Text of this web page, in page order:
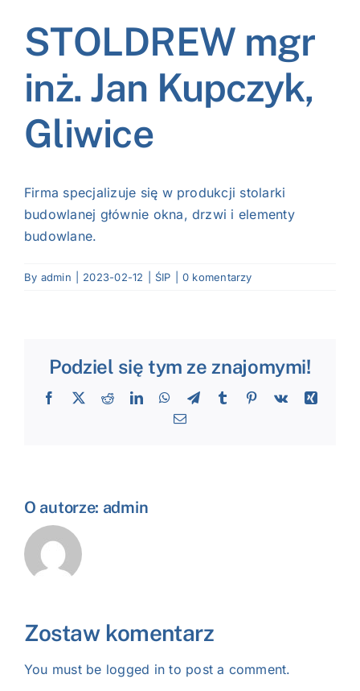
GALERIA
SĄD ARBITRAŻOWY
KOMITETY
MARKA ŚLĄSKIE
KONTAKT
STOLDREW mgr
inż. Jan Kupczyk,
Gliwice
Firma specjalizuje się w produkcji stolarki
budowlanej głównie okna, drzwi i elementy
budowlane.
By admin 2023-02-12 ŚIP 0 komentarzy
Podziel się tym ze znajomymi!
Facebook
X RedditLinkedInWhatsApp
TelegramTumblr Pinterest
Vk
Xing
Email
O autorze: admin
Zostaw komentarz
You must be logged in to post a comment.